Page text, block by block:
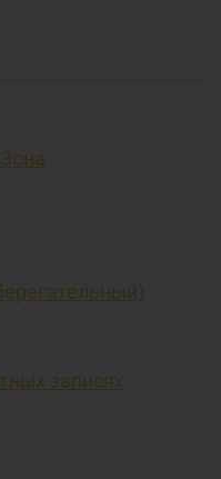
записях